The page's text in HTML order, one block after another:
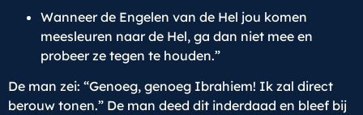
Wanneer de Engelen van de Hel jou komen
meesleuren naar de Hel, ga dan niet mee en
probeer ze tegen te houden.”
De man zei: “Genoeg, genoeg Ibrahiem! Ik zal direct
berouw tonen.” De man deed dit inderdaad en bleef bij